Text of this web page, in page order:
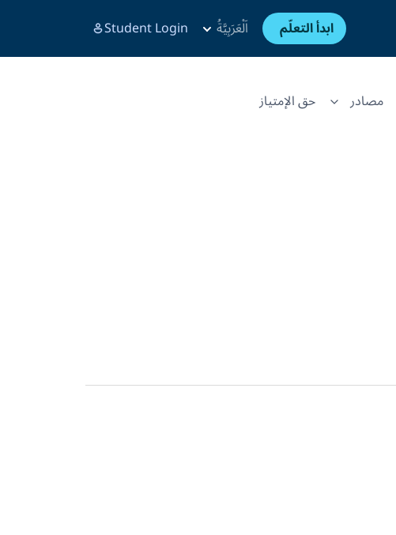
ابدأ التعلّم اَلْعَرَبِيَّةُ Student Login
مصادر حق الإمتياز